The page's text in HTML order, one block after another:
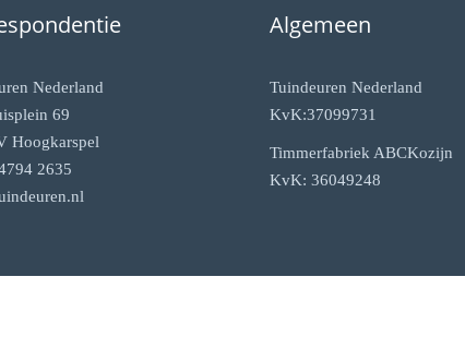
Nederland
69
Hoogkarspel
2635
Algemeen
Tuindeuren Nederland
KvK:37099731
Timmerfabriek ABCKozijn
KvK: 36049248